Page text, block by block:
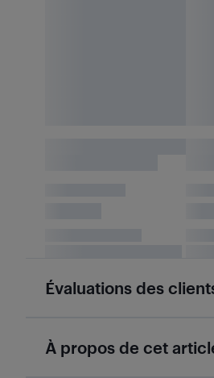
Évaluations des
À propos de cet